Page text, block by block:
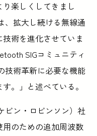
楽しくしてきまし
、拡大し続ける無線通
術を進化させていま
SIGコミュニティ
技術革新に必要な機能
。」と述べている。
ビン・ロビンソン）社
のための追加周波数